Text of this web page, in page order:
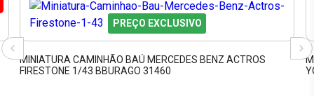
PREÇO EXCLUSIVO
MINIATURA CAMINHÃO BAÚ MERCEDES BENZ ACTROS
FIRESTONE 1/43 BBURAGO 31460